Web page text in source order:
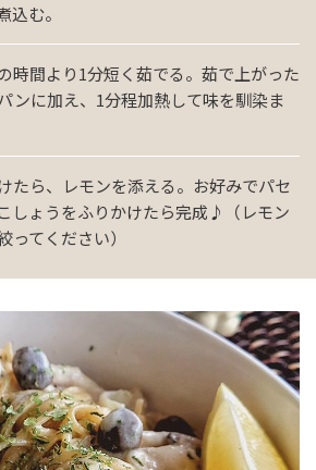
込む。
時間より1分短く茹でる。茹で上がった
ンに加え、1分程加熱して味を馴染ま
たら、レモンを添える。お好みでパセ
しょうをふりかけたら完成♪（レモン
ってください）